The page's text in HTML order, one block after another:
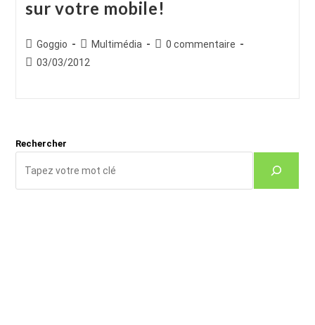
sur votre mobile!
Auteur/autrice
de
Goggio
Post
category:
Multimédia
Commentaires
0 commentaire
Publication
03/03/2012
Rechercher